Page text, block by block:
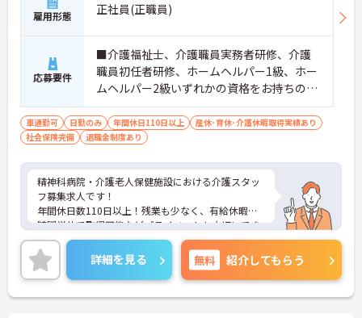
【賞与実績最大185万円◎大手法人ならではの手厚
の賞与や配偶者・お子様への手厚い扶養手当を支給
しています
・宿泊費補助などが受けられる独自の「ツクイPLU
・社内規定の範囲内で髪色や髪型をはじめネイルや
まつげエクステが自由であり自分らしさを大切に働
けます
と多彩な研修で専門性を高めます 】
・入社後1年間は専門のチューター（指導担当者）
がマンツーマンで手厚くフォローするため新しい環
境でも安心です
・資格手当の支給や公的資格取得・自己啓発支援制
度を通じて有資格者のさらなるステップアップを後
押しします
・階層別研修や所属先以外の事業所で行う交換研修
サポートしています
雇用形態 正社員(正職員)
応募要件
■介護福祉士、介護職員実務者研修、介護
職員初任者研修、ホームヘルパー1級、ホー
ムヘルパー2級いずれかの資格をお持ちの方
※介護福祉士あれば尚良
車通勤可 日勤のみ 年間休日110日以上
産休･育休･介護休暇取得実績あり
社会保険完備
退職金制度あり
精神科病院・介護老人保健施設における介護スタッ
フ募集求人です！
年間休日数110日以上！残業も少なく、有給休暇が1
時間単位で取得可能などプライベートも大切にでき
る環境です！
ご興味ある方には、面接のポイントなど、さらに詳
細をお話致しますのでお気軽にご相談ください。
詳細を見る 無料 紹介してもらう